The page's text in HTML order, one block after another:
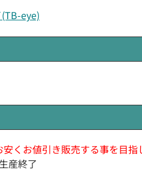
eye)
くお値引き販売する事を目
産終了